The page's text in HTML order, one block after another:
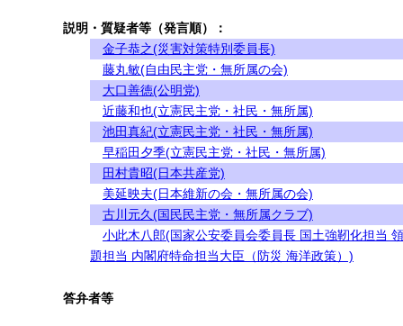
説明・質疑者等（発言順）：
金子恭之(災害対策特別委員長)
藤丸敏(自由民主党・無所属の会)
大口善徳(公明党)
近藤和也(立憲民主党・社民・無所属)
池田真紀(立憲民主党・社民・無所属)
早稲田夕季(立憲民主党・社民・無所属)
田村貴昭(日本共産党)
美延映夫(日本維新の会・無所属の会)
古川元久(国民民主党・無所属クラブ)
小此木八郎(国家公安委員会委員長 国土強靭化担当
題担当 内閣府特命担当大臣（防災 海洋政策）)
答弁者等